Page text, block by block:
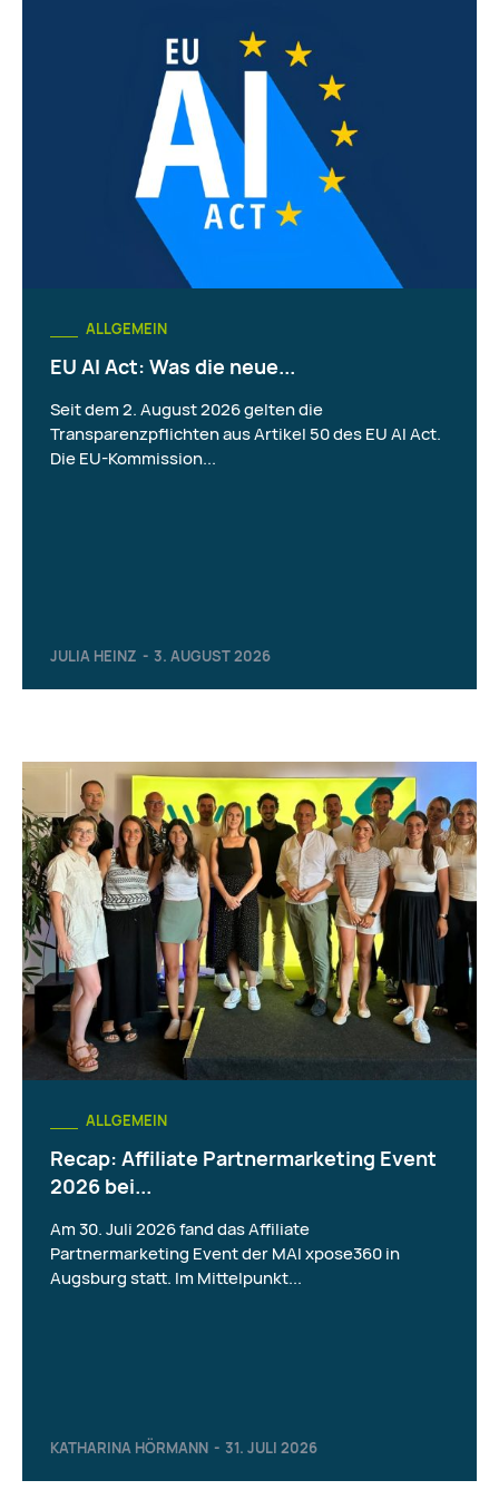
ALLGEMEIN
EU AI Act: Was die neue...
JULIA HEINZ - 3. AUGUST 2026
Seit dem 2. August 2026 gelten die
Transparenzpflichten aus Artikel 50 des EU AI Act.
Die EU-Kommission...
ALLGEMEIN
Recap: Affiliate Partnermarketing Event
2026 bei...
KATHARINA HÖRMANN - 31. JULI 2026
Am 30. Juli 2026 fand das Affiliate
Partnermarketing Event der MAI xpose360 in
Augsburg statt. Im Mittelpunkt...